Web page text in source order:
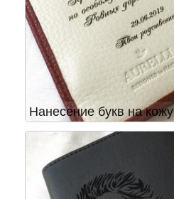
Нанесение букв на кожу